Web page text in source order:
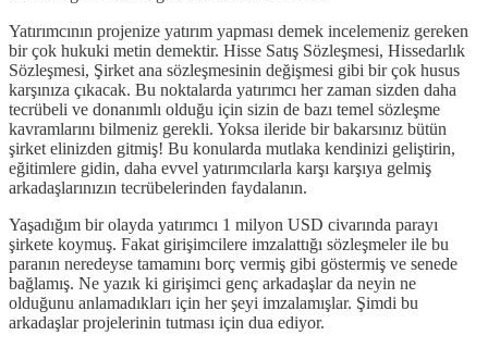
Yatırımcının projenize yatırım yapması demek incelemeniz gereken
bir çok hukuki metin demektir. Hisse Satış Sözleşmesi, Hissedarlık
Sözleşmesi, Şirket ana sözleşmesinin değişmesi gibi bir çok husus
karşınıza çıkacak. Bu noktalarda yatırımcı her zaman sizden daha
tecrübeli ve donanımlı olduğu için sizin de bazı temel sözleşme
kavramlarını bilmeniz gerekli. Yoksa ileride bir bakarsınız bütün
şirket elinizden gitmiş! Bu konularda mutlaka kendinizi geliştirin,
eğitimlere gidin, daha evvel yatırımcılarla karşı karşıya gelmiş
arkadaşlarınızın tecrübelerinden faydalanın.
Yaşadığım bir olayda yatırımcı 1 milyon USD civarında parayı
şirkete koymuş. Fakat girişimcilere imzalattığı sözleşmeler ile bu
paranın neredeyse tamamını borç vermiş gibi göstermiş ve senede
bağlamış. Ne yazık ki girişimci genç arkadaşlar da neyin ne
olduğunu anlamadıkları için her şeyi imzalamışlar. Şimdi bu
arkadaşlar projelerinin tutması için dua ediyor.